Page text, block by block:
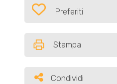
Preferiti: Cod. 288
Preferiti
Stampa
Condividi
Condividi